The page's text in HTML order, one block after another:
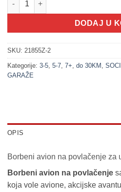
DODAJ U
SKU: 21855Z-2
Kategorije: 3-5 5-7 7+ do 30KM
GARAŽE
OPIS
Borbeni avion na povlačenje za
Borbeni avion na povlačenje
koja vole avione, akcijske